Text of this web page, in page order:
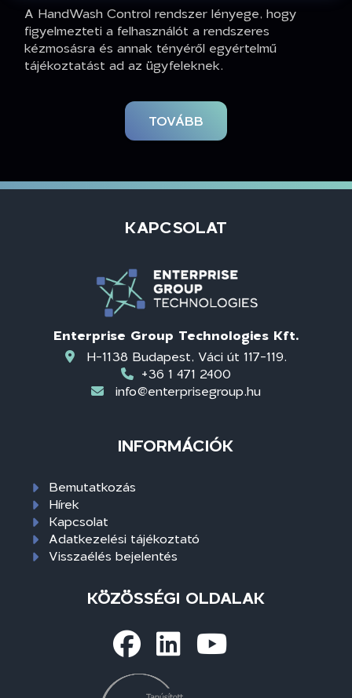
A HandWash Control rendszer lényege, hogy
figyelmezteti a felhasználót a rendszeres
kézmosásra és annak tényéről egyértelmű
tájékoztatást ad az ügyfeleknek.
TOVÁBB
KAPCSOLAT
Enterprise Group Technologies Kft.
H-1138 Budapest, Váci út 117-119.
+36 1 471 2400
info@enterprisegroup.hu
INFORMÁCIÓK
Bemutatkozás
Hírek
Kapcsolat
Adatkezelési tájékoztató
Visszaélés bejelentés
KÖZÖSSÉGI OLDALAK